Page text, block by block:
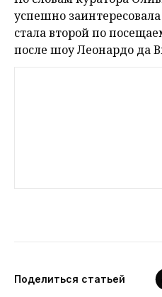
успешно
стала второй по
после шоу Леонардо да
Поделиться статьей